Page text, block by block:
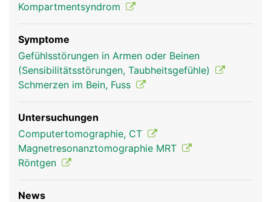
Schienbein Mann
Kompartmentsyndrom
Symptome
Gefühlsstörungen in Armen oder Beinen
(Sensibilitätsstörungen, Taubheitsgefühle)
Schmerzen im Bein, Fuss
Untersuchungen
Computertomographie, CT
Magnetresonanztomographie MRT
Röntgen
News